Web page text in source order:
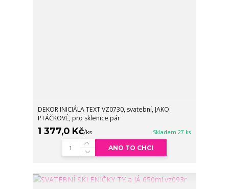
DEKOR INICIÁLA TEXT VZ0730, svatební, JAKO
PTÁČKOVÉ, pro sklenice pár
1 377,0 Kč/ks Skladem 27 ks
ANO TO CHCI